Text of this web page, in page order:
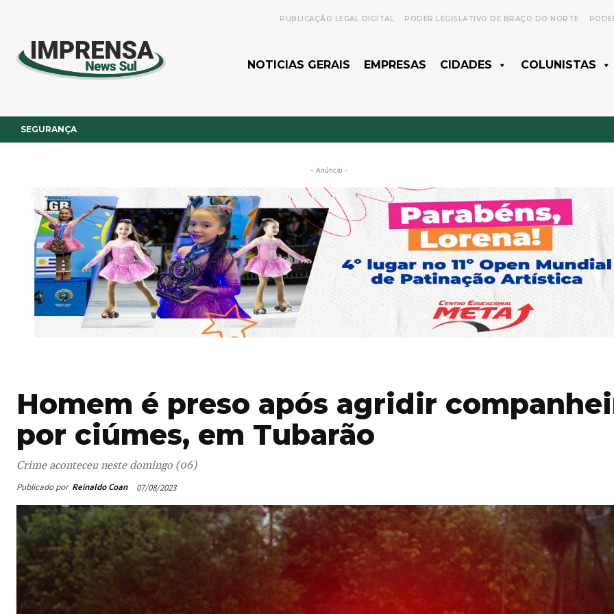
PUBLICAÇÃO LEGAL DIGITAL PODER LEGISLATIVO DE BRAÇO DO NORTE
NOTICIAS GERAIS EMPRESAS CIDADES COLUNISTAS
SEGURANÇA
- Anúncio -
Homem é preso após agridir
por ciúmes, em Tubarão
Crime aconteceu neste domingo (06)
Publicado por Reinaldo Coan 07/08/2023